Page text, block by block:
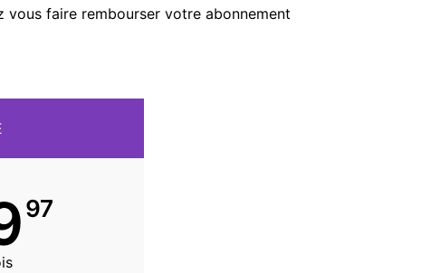
vous faire rembourser votre abonnement
97